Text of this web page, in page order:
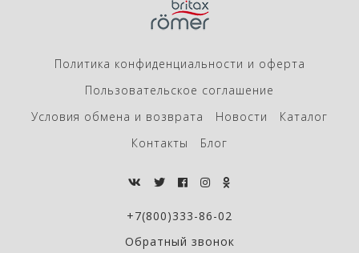
Политика конфиденциальности и оферта
Пользовательское соглашение
Условия обмена и возврата
Новости
Каталог
Контакты
Блог
+7(800)333-86-02
Обратный звонок